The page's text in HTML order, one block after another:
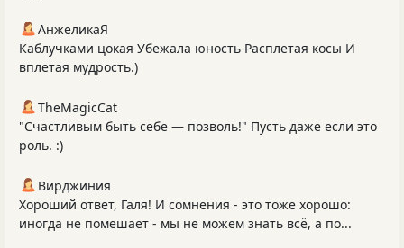
АнжеликаЯ
Каблучками цокая Убежала юность Расплетая косы И
вплетая мудрость.)
TheMagicCat
"Счастливым быть себе — позволь!" Пусть даже если это
роль. :)
Вирджиния
Хороший ответ, Галя! И сомнения - это тоже хорошо:
иногда не помешает - мы не можем знать всё, а по...